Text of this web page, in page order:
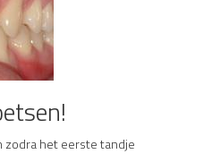
het eerste tandje